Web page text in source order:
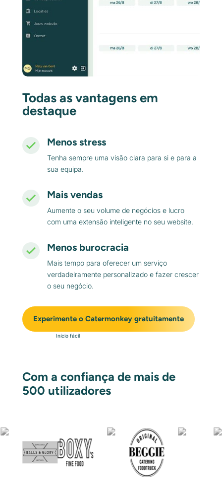
Todas as vantagens em
destaque
Menos stress
Tenha sempre uma visão clara para si e para a
sua equipa.
Mais vendas
Aumente o seu volume de negócios e lucro
com uma extensão inteligente no seu website.
Menos burocracia
Mais tempo para oferecer um serviço
verdadeiramente personalizado e fazer crescer
o seu negócio.
Experimente o Catermonkey gratuitamente
Início fácil
Com a confiança de mais de
500 utilizadores